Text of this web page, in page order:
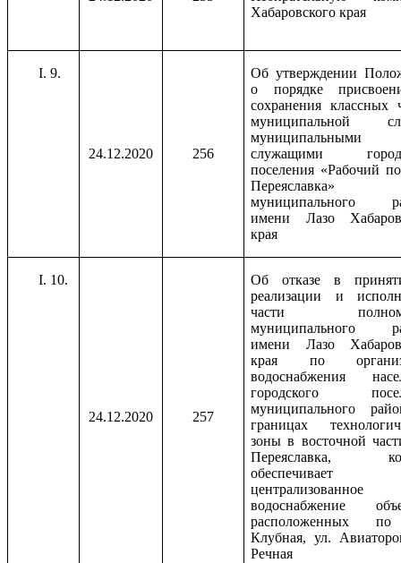
Хабаровского края
9.
24.12.2020 256
Об утверждении
о порядке
сохранения классных
муниципальной
муниципальными
служащими
поселения «Рабочий
Переяславка»
муниципального
имени Лазо
края
10.
24.12.2020 257
Об отказе в
реализации и
части
муниципального
имени Лазо
края по
водоснабжения
городского
муниципального
границах
зоны в восточной
Переяславка,
обеспечивает
централизованное
водоснабжение
расположенных
Клубная, ул.
Речная